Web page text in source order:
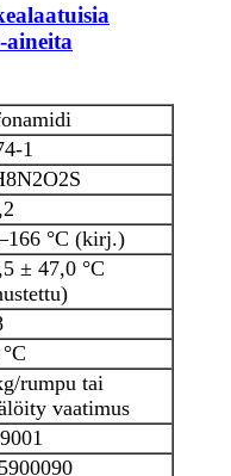
1
°C (kirj.)
± 47,0 °C
rumpu tai
vaatimus